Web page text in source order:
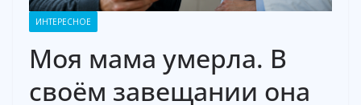
ИНТЕРЕСНОЕ
Моя мама умерла. В
своём завещании она